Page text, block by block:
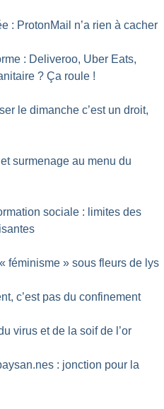
: ProtonMail n’a rien à cacher
: Deliveroo, Uber Eats,
? Ça roule !
le dimanche c’est un droit,
surmenage au menu du
sociale : limites des
féminisme » sous fleurs de lys
c’est pas du confinement
virus et de la soif de l’or
: jonction pour la